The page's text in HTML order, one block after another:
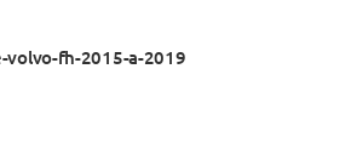
volvo-fh-2015-a-2019